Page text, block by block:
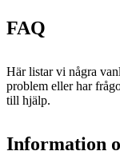
FAQ
Här listar vi några
problem eller har
till hjälp.
Information